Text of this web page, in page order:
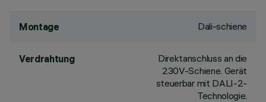
Montage Dali-schiene
Verdrahtung
Direktanschluss an die
230V-Schiene. Gerät
steuerbar mit DALI-2-
Technologie.